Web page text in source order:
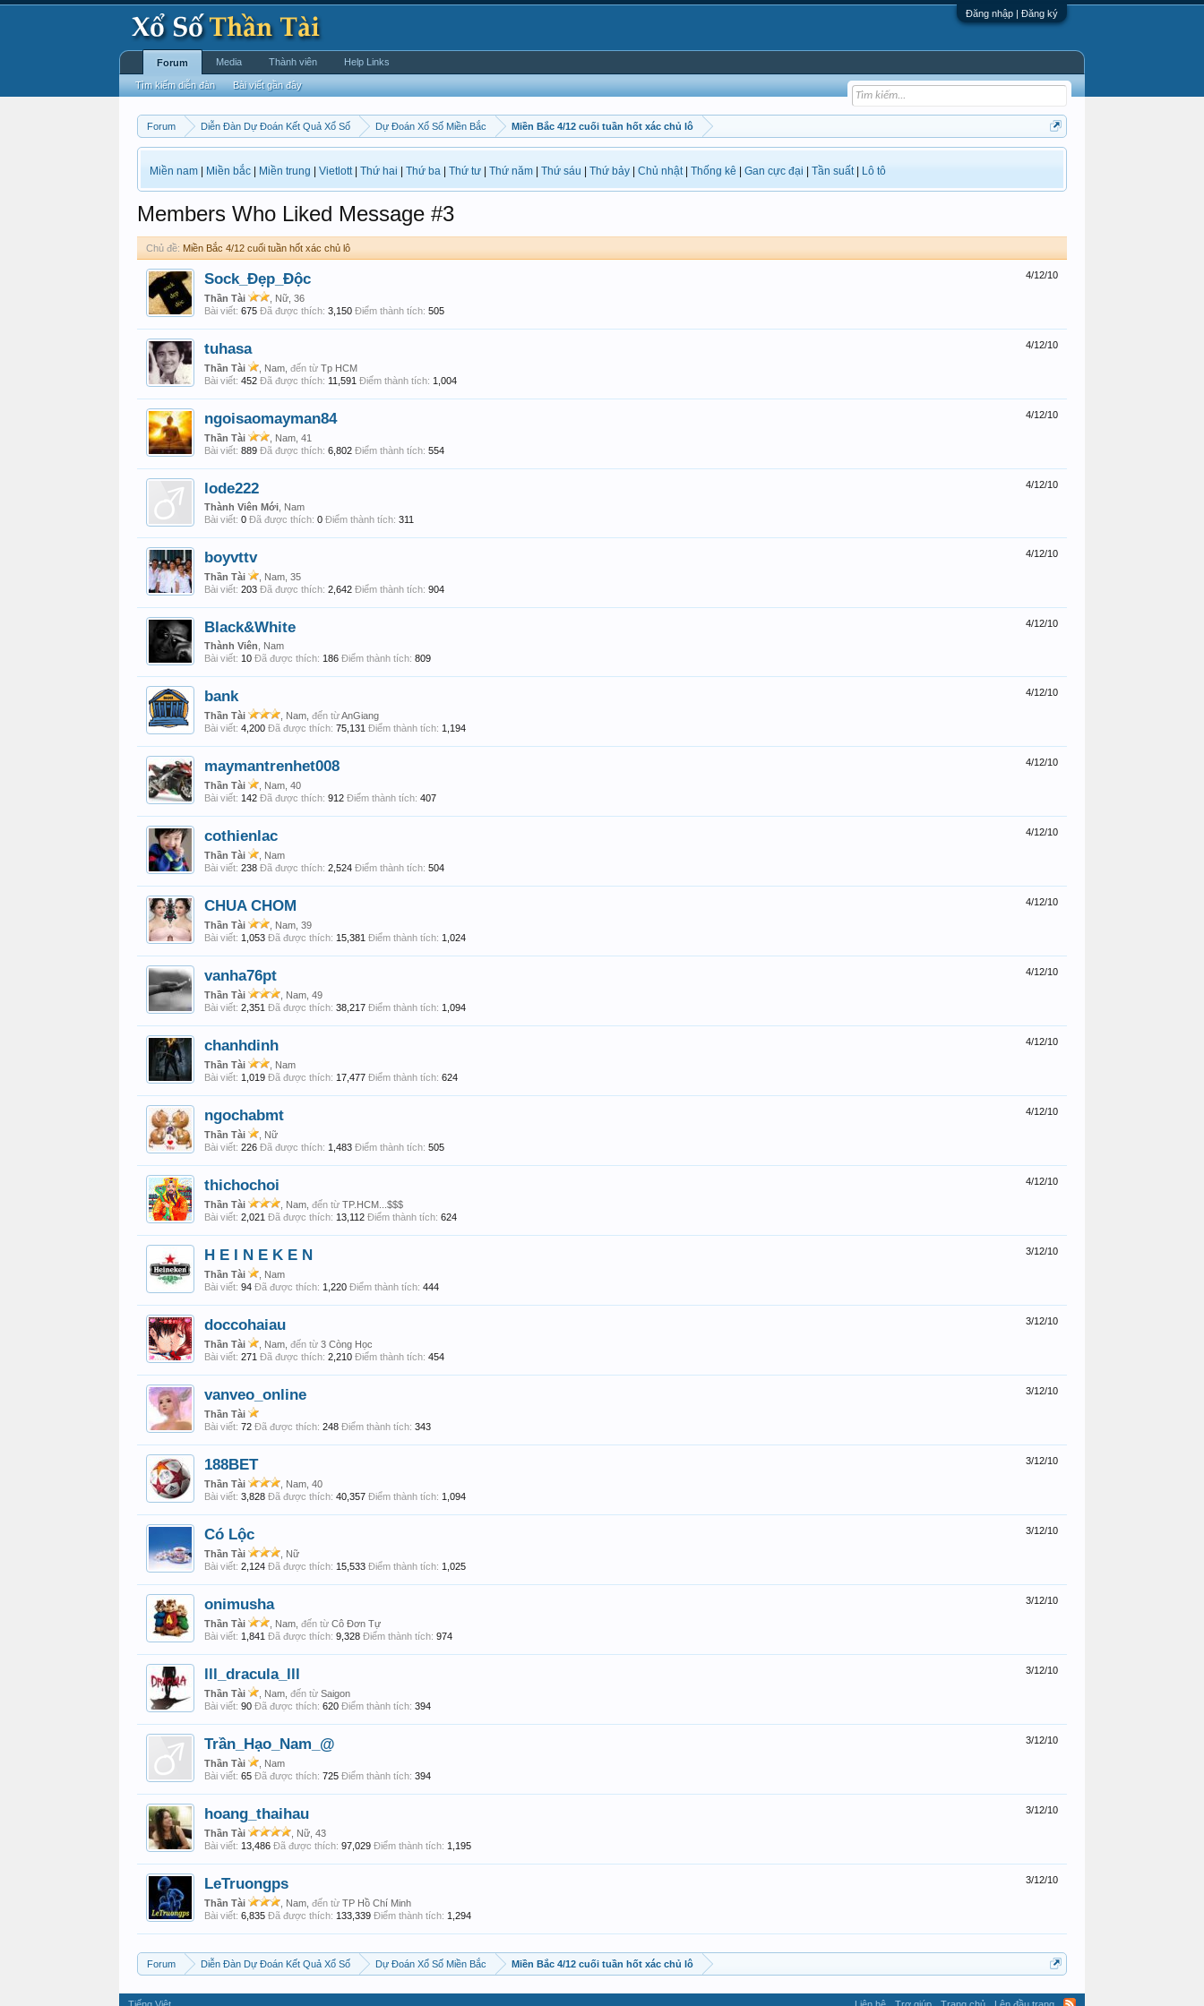
Đăng nhập | Đăng ký
Forum Diễn Đàn Dự Đoán Kết Quả Xổ Số Dự Đoán Xổ Số Miền Bắc Miền Bắc 4/12 cuối tuần hốt xác chủ lô
Miền nam Miền bắc Miền trung Vietlott| Thứ hai Thứ ba Thứ tư Thứ năm Thứ sáu Thứ bảy Chủ nhật| Thống kê Gan cực đại Tần suất| Lô tô
Members Who Liked Message #3
Chủ đề: Miền Bắc 4/12 cuối tuần hốt xác chủ lô
4/12/10
Sock_Đẹp_Độc
Thần Tài
, Nữ, 36
Bài viết: 675 Đã được thích: 3,150 Điểm thành tích: 505
4/12/10
tuhasa
Thần Tài , Nam, đến từ Tp HCM
Bài viết: 452 Đã được thích: 11,591 Điểm thành tích: 1,004
4/12/10
ngoisaomayman84
Thần Tài
, Nam, 41
Bài viết: 889 Đã được thích: 6,802 Điểm thành tích: 554
4/12/10
lode222
Thành Viên Mới , Nam
Bài viết: 0 Đã được thích: 0 Điểm thành tích: 311
4/12/10
boyvttv
Thần Tài
, Nam, 35
Bài viết: 203 Đã được thích: 2,642 Điểm thành tích: 904
4/12/10
Black&White
Thành Viên , Nam
Bài viết: 10 Đã được thích: 186 Điểm thành tích: 809
4/12/10
bank
Thần Tài , Nam, đến từAnGiang
Bài viết: 4,200 Đã được thích: 75,131 Điểm thành tích: 1,194
4/12/10
maymantrenhet008
Thần Tài
, Nam, 40
Bài viết: 142 Đã được thích: 912 Điểm thành tích: 407
4/12/10
cothienlac
Thần Tài
, Nam
Bài viết: 238 Đã được thích: 2,524 Điểm thành tích: 504
4/12/10
CHUA CHOM
Thần Tài
, Nam, 39
Bài viết: 1,053 Đã được thích: 15,381 Điểm thành tích: 1,024
4/12/10
vanha76pt
Thần Tài
, Nam, 49
Bài viết: 2,351 Đã được thích: 38,217 Điểm thành tích: 1,094
4/12/10
chanhdinh
Thần Tài
, Nam
Bài viết: 1,019 Đã được thích: 17,477 Điểm thành tích: 624
4/12/10
ngochabmt
Thần Tài
, Nữ
Bài viết: 226 Đã được thích: 1,483 Điểm thành tích: 505
4/12/10
thichochoi
Thần Tài , Nam, đến từ TP.HCM...$$$
Bài viết: 2,021 Đã được thích: 13,112 Điểm thành tích: 624
3/12/10
H E I N E K E N
Thần Tài
, Nam
Bài viết: 94 Đã được thích: 1,220 Điểm thành tích: 444
3/12/10
doccohaiau
Thần Tài , Nam, đến từ 3 Còng Học
Bài viết: 271 Đã được thích: 2,210 Điểm thành tích: 454
3/12/10
vanveo_online
Thần Tài
Bài viết: 72 Đã được thích: 248 Điểm thành tích: 343
3/12/10
188BET
Thần Tài
, Nam, 40
Bài viết: 3,828 Đã được thích: 40,357 Điểm thành tích: 1,094
3/12/10
Có Lộc
Thần Tài
, Nữ
Bài viết: 2,124 Đã được thích: 15,533 Điểm thành tích: 1,025
3/12/10
onimusha
Thần Tài , Nam, đến từ Cô Đơn Tự
Bài viết: 1,841 Đã được thích: 9,328 Điểm thành tích: 974
3/12/10
lll_dracula_lll
Thần Tài , Nam, đến từ Saigon
Bài viết: 90 Đã được thích: 620 Điểm thành tích: 394
3/12/10
Trần_Hạo_Nam_@
Thần Tài
, Nam
Bài viết: 65 Đã được thích: 725 Điểm thành tích: 394
3/12/10
hoang_thaihau
Thần Tài
, Nữ, 43
Bài viết: 13,486 Đã được thích: 97,029 Điểm thành tích: 1,195
3/12/10
LeTruongps
Thần Tài , Nam, đến từ TP Hồ Chí Minh
Bài viết: 6,835 Đã được thích: 133,339 Điểm thành tích: 1,294
Forum Diễn Đàn Dự Đoán Kết Quả Xổ Số Dự Đoán Xổ Số Miền Bắc Miền Bắc 4/12 cuối tuần hốt xác chủ lô
Forum
Tìm kiếm diễn đàn Bài viết gần đây
Media Thành viên Help Links